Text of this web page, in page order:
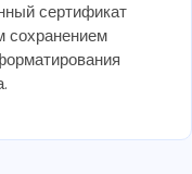
сертификат
сохранением